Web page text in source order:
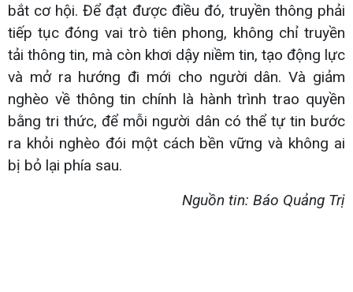
bắt cơ hội. Để đạt được điều đó, truyền thông phải
tiếp tục đóng vai trò tiên phong, không chỉ truyền
tải thông tin, mà còn khơi dậy niềm tin, tạo động lực
và mở ra hướng đi mới cho người dân. Và giảm
nghèo về thông tin chính là hành trình trao quyền
bằng tri thức, để mỗi người dân có thể tự tin bước
ra khỏi nghèo đói một cách bền vững và không ai
bị bỏ lại phía sau.
Nguồn tin: Báo Quảng Trị